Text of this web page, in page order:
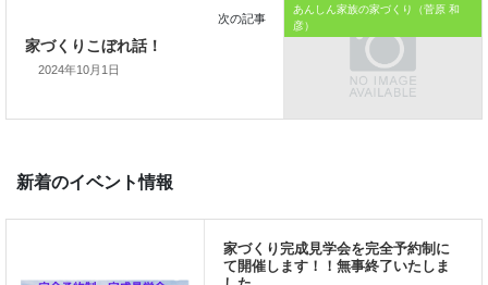
家づくりこぼれ話！
あんしん家族の家づくり（菅原 和
彦）
2024年10月1日